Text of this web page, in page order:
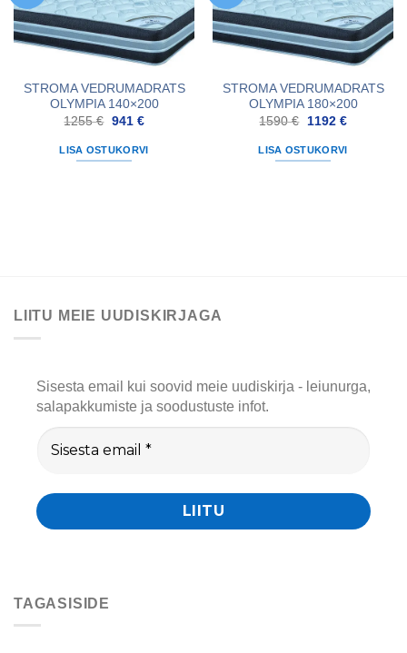
STROMA VEDRUMADRATS
OLYMPIA 140×200
1255€ Algne
oli:
1255 €.
941 €Praegune
on:
941 €.
LISA OSTUKORVI
STROMA VEDRUMADRATS
OLYMPIA 180×200
1590€
Algne
oli:
1590 €.
1192 €Praegune
on:
1192 €.
LISA OSTUKORVI
LIITU MEIE UUDISKIRJAGA
Sisesta email kui soovid meie uudiskirja - leiunurga,
salapakkumiste ja soodustuste infot.
TAGASISIDE